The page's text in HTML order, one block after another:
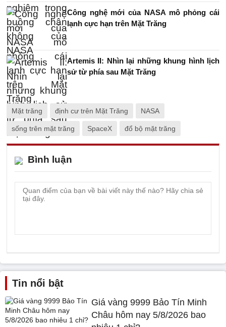
Công nghệ mới của NASA mô phỏng cái
lạnh cực hạn trên Mặt Trăng
Artemis II: Nhìn lại những khung hình lịch
sử từ phía sau Mặt Trăng
Mặt trăng định cư trên Mặt Trăng NASA
sống trên mặt trăng SpaceX đổ bộ mặt trăng
Bình luận
Tin nổi bật
Giá vàng 9999 Bảo Tín Minh
Châu hôm nay 5/8/2026 bao